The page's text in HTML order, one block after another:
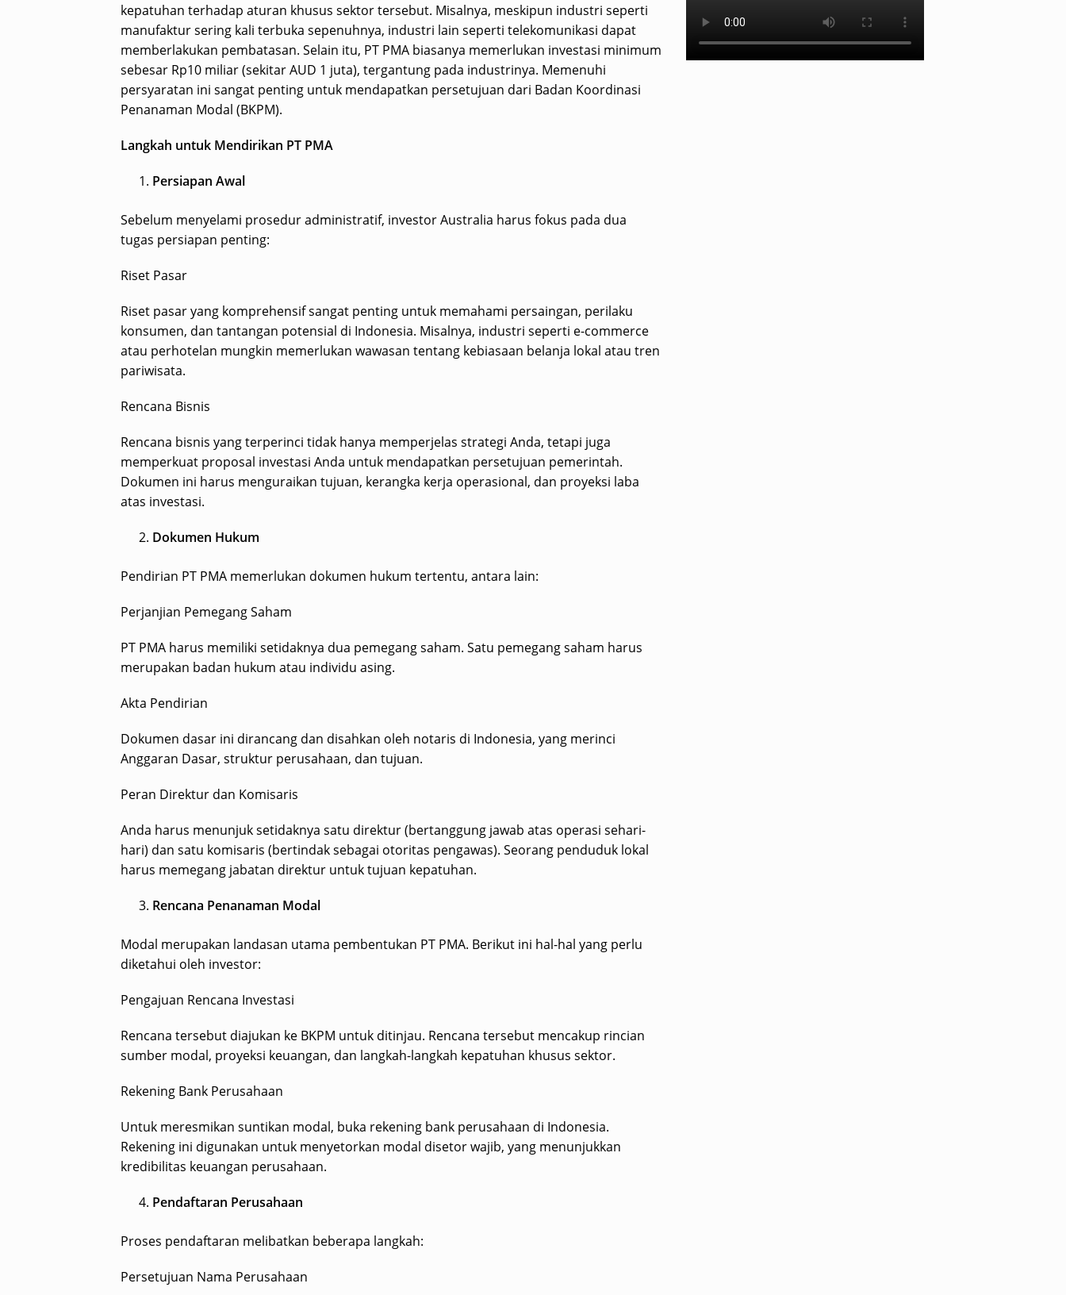
kepatuhan terhadap aturan khusus sektor tersebut. Misalnya, meskipun industri seperti
manufaktur sering kali terbuka sepenuhnya, industri lain seperti telekomunikasi dapat
memberlakukan pembatasan. Selain itu, PT PMA biasanya memerlukan investasi minimum
sebesar Rp10 miliar (sekitar AUD 1 juta), tergantung pada industrinya. Memenuhi
persyaratan ini sangat penting untuk mendapatkan persetujuan dari Badan Koordinasi
Penanaman Modal (BKPM).
Langkah untuk Mendirikan PT PMA
Persiapan Awal
Sebelum menyelami prosedur administratif, investor Australia harus fokus pada dua
tugas persiapan penting:
Riset Pasar
Riset pasar yang komprehensif sangat penting untuk memahami persaingan, perilaku
konsumen, dan tantangan potensial di Indonesia. Misalnya, industri seperti e-commerce
atau perhotelan mungkin memerlukan wawasan tentang kebiasaan belanja lokal atau tren
pariwisata.
Rencana Bisnis
Rencana bisnis yang terperinci tidak hanya memperjelas strategi Anda, tetapi juga
memperkuat proposal investasi Anda untuk mendapatkan persetujuan pemerintah.
Dokumen ini harus menguraikan tujuan, kerangka kerja operasional, dan proyeksi laba
atas investasi.
Dokumen Hukum
Pendirian PT PMA memerlukan dokumen hukum tertentu, antara lain:
Perjanjian Pemegang Saham
PT PMA harus memiliki setidaknya dua pemegang saham. Satu pemegang saham harus
merupakan badan hukum atau individu asing.
Akta Pendirian
Dokumen dasar ini dirancang dan disahkan oleh notaris di Indonesia, yang merinci
Anggaran Dasar, struktur perusahaan, dan tujuan.
Peran Direktur dan Komisaris
Anda harus menunjuk setidaknya satu direktur (bertanggung jawab atas operasi sehari-
hari) dan satu komisaris (bertindak sebagai otoritas pengawas). Seorang penduduk lokal
harus memegang jabatan direktur untuk tujuan kepatuhan.
Rencana Penanaman Modal
Modal merupakan landasan utama pembentukan PT PMA. Berikut ini hal-hal yang perlu
diketahui oleh investor:
Pengajuan Rencana Investasi
Rencana tersebut diajukan ke BKPM untuk ditinjau. Rencana tersebut mencakup rincian
sumber modal, proyeksi keuangan, dan langkah-langkah kepatuhan khusus sektor.
Rekening Bank Perusahaan
Untuk meresmikan suntikan modal, buka rekening bank perusahaan di Indonesia.
Rekening ini digunakan untuk menyetorkan modal disetor wajib, yang menunjukkan
kredibilitas keuangan perusahaan.
Pendaftaran Perusahaan
Proses pendaftaran melibatkan beberapa langkah:
Persetujuan Nama Perusahaan